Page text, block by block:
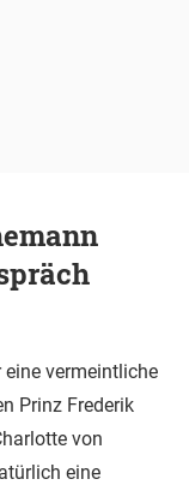
eine vermeintliche
Prinz Frederik
von
eine